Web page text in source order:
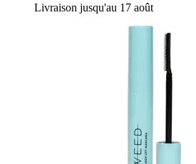
Livraison jusqu'au 17 août